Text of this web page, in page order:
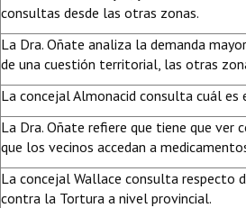
consultas desde las otras zonas.
La Dra. Oñate analiza la demanda
de una cuestión territorial, las otras
La concejal Almonacid consulta cuál es
La Dra. Oñate refiere que tiene que
que los vecinos accedan a
La concejal Wallace consulta respecto
contra la Tortura a nivel provincial.